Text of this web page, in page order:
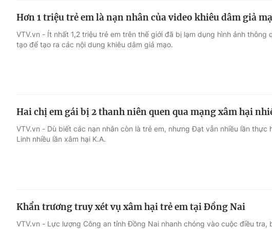
Hơn 1 triệu trẻ em là nạn nhân của video khiêu dâm giả
VTV.vn - Ít nhất 1,2 triệu trẻ em trên thế giới đã bị lạm dụng hình ảnh thông
tạo để tạo ra các nội dung khiêu dâm giả mạo.
Hai chị em gái bị 2 thanh niên quen qua mạng xâm hại
VTV.vn - Dù biết các nạn nhân còn là trẻ em, nhưng Đạt vẫn nhiều lần thực
Linh nhiều lần xâm hại K.A.
Khẩn trương truy xét vụ xâm hại trẻ em tại Đồng Nai
VTV.vn - Lực lượng Công an tỉnh Đồng Nai nhanh chóng vào cuộc điều tra,